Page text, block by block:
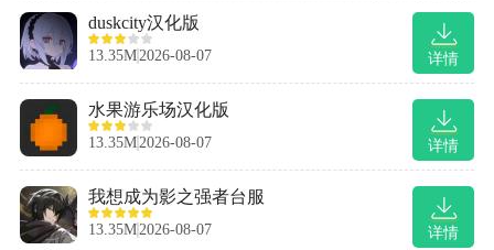
详情
duskcity汉化版
13.35M2026-08-07
详情
水果游乐场汉化版
13.35M2026-08-07
详情
我想成为影之强者台服
13.35M2026-08-07